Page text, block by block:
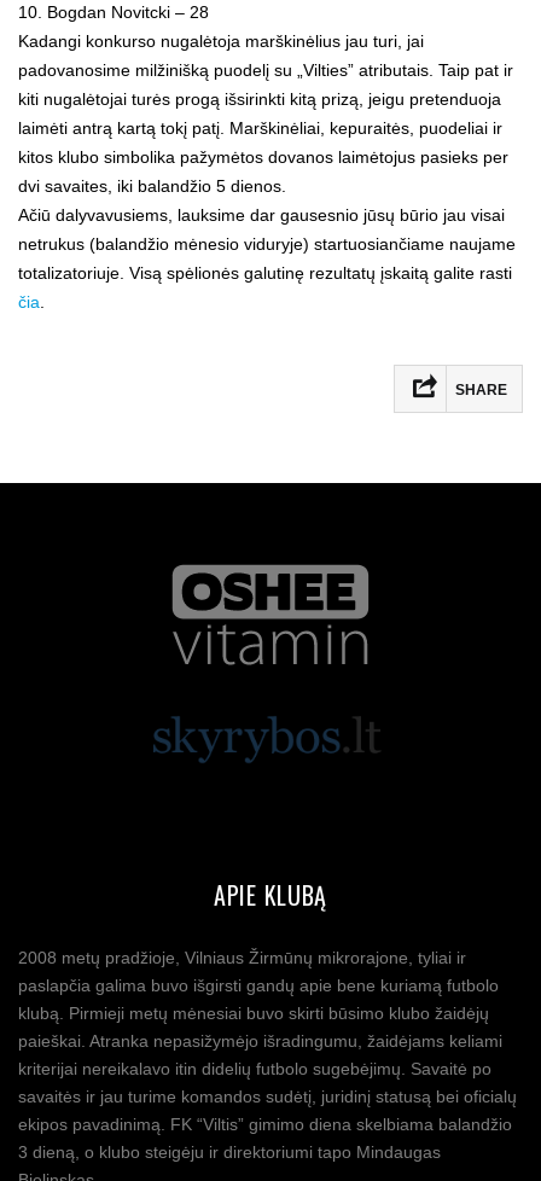
10. Bogdan Novitcki – 28
Kadangi konkurso nugalėtoja marškinėlius jau turi, jai
padovanosime milžinišką puodelį su „Vilties” atributais. Taip pat ir
kiti nugalėtojai turės progą išsirinkti kitą prizą, jeigu pretenduoja
laimėti antrą kartą tokį patį. Marškinėliai, kepuraitės, puodeliai ir
kitos klubo simbolika pažymėtos dovanos laimėtojus pasieks per
dvi savaites, iki balandžio 5 dienos.
Ačiū dalyvavusiems, lauksime dar gausesnio jūsų būrio jau visai
netrukus (balandžio mėnesio viduryje) startuosiančiame naujame
totalizatoriuje. Visą spėlionės galutinę rezultatų įskaitą galite rasti
čia
SHARE
APIE KLUBĄ
2008 metų pradžioje, Vilniaus Žirmūnų mikrorajone, tyliai ir
paslapčia galima buvo išgirsti gandų apie bene kuriamą futbolo
klubą. Pirmieji metų mėnesiai buvo skirti būsimo klubo žaidėjų
paieškai. Atranka nepasižymėjo išradingumu, žaidėjams keliami
kriterijai nereikalavo itin didelių futbolo sugebėjimų. Savaitė po
savaitės ir jau turime komandos sudėtį, juridinį statusą bei oficialų
ekipos pavadinimą. FK “Viltis” gimimo diena skelbiama balandžio
3 dieną, o klubo steigėju ir direktoriumi tapo Mindaugas